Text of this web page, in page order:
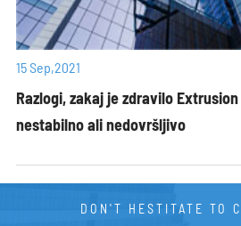
15 Sep,2021
Razlogi, zakaj je zdravilo
nestabilno ali nedovršljivo
DON'T HESTITATE TO